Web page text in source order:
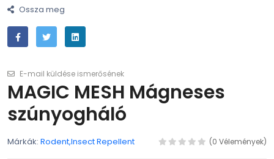
Ossza meg
E-mail küldése ismerősének
MAGIC MESH Mágneses
szúnyogháló
Márkák: Rodent,Insect Repellent (0 Vélemények)